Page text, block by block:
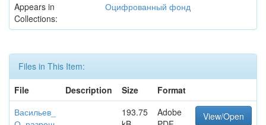
Appears in
Collections:
Оцифрованный фонд
Files in This Item:
File
Description Size
Format
Васильев_
193.75
Adobe
View/Open